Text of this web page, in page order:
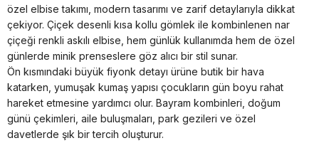
özel elbise takımı, modern tasarımı ve zarif detaylarıyla dikkat
çekiyor. Çiçek desenli kısa kollu gömlek ile kombinlenen nar
çiçeği renkli askılı elbise, hem günlük kullanımda hem de özel
günlerde minik prenseslere göz alıcı bir stil sunar.
Ön kısmındaki büyük fiyonk detayı ürüne butik bir hava
katarken, yumuşak kumaş yapısı çocukların gün boyu rahat
hareket etmesine yardımcı olur. Bayram kombinleri, doğum
günü çekimleri, aile buluşmaları, park gezileri ve özel
davetlerde şık bir tercih oluşturur.